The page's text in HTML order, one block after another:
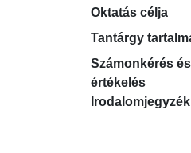
Oktatás célja
Tantárgy
Számonkérés és
értékelés
Irodalomjegyzék